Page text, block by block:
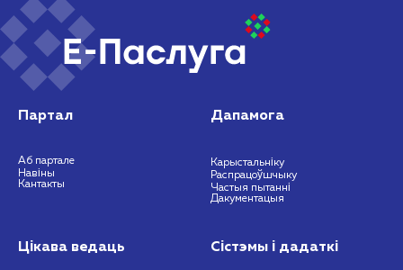
Партал
Аб партале
Навіны
Кантакты
Дапамога
Карыстальніку
Распрацоўшчыку
Частыя пытанні
Дакументацыя
Цікава ведаць Сістэмы і дадаткі